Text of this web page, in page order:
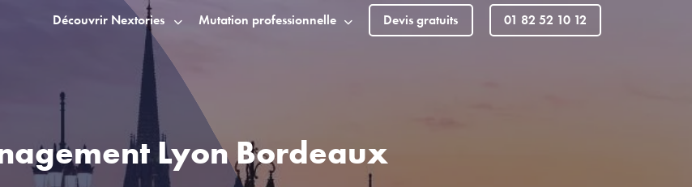
Découvrir Nextories Mutation professionnelle Devis gratuits 01 82 52 10 12
Lyon Bordeaux